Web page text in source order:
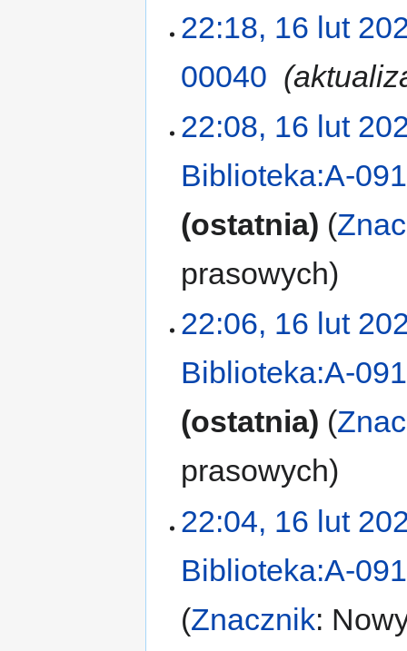
22:18, 16 lut
00040
22:08, 16 lut
Biblioteka:A-
ostatnia
prasowych
22:06, 16 lut
Biblioteka:A-
ostatnia
prasowych
22:04, 16 lut
Biblioteka:A-
Znacznik: